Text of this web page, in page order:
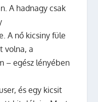
A hadnagy csak
A nő kicsiny füle
volna, a
– egész lényében
és egy kicsit